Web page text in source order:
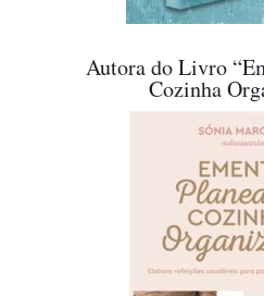
Autora do Livro
Cozinha